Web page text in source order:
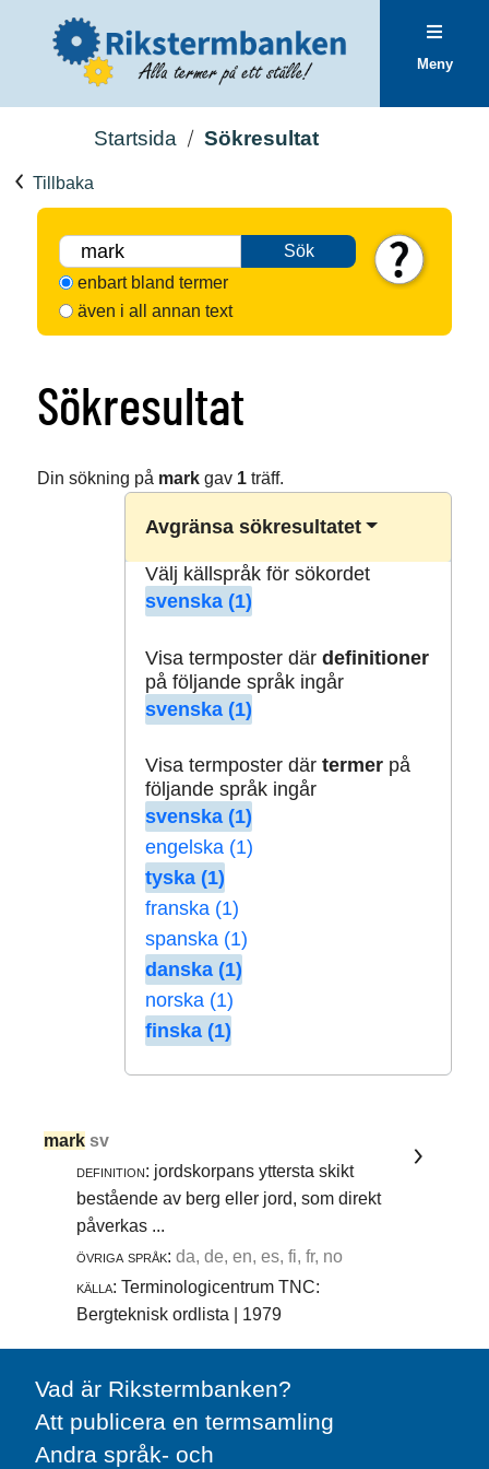
Meny
Startsida Sökresultat
Tillbaka
Sök
enbart bland termer
även i all annan text
Sökresultat
Din sökning på markgav 1träff.
Avgränsa sökresultatet
Välj källspråk för sökordet
svenska (1)
Visa termposter där definitioner
på följande språk ingår
svenska (1)
Visa termposter där termerpå
följande språk ingår
svenska (1)
engelska (1)
tyska (1)
franska (1)
spanska (1)
danska (1)
norska (1)
finska (1)
mark sv
definition: jordskorpans yttersta skikt
bestående av berg eller jord, som direkt
påverkas ...
övriga språk: da, de, en, es, fi, fr, no
källa: Terminologicentrum TNC:
Bergteknisk ordlista | 1979
Vad är Rikstermbanken?
Att publicera en termsamling
Andra språk- och